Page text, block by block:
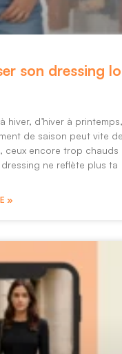
son dressing
à hiver, d’hiver à
de saison peut vite
ceux encore trop chauds
ne reflète plus ta
»